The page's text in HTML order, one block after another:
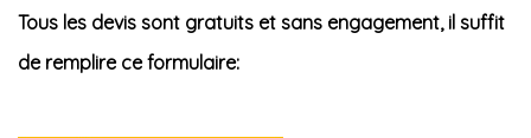
Tous les devis sont gratuits et sans engagement, il suffit
de remplire ce formulaire: